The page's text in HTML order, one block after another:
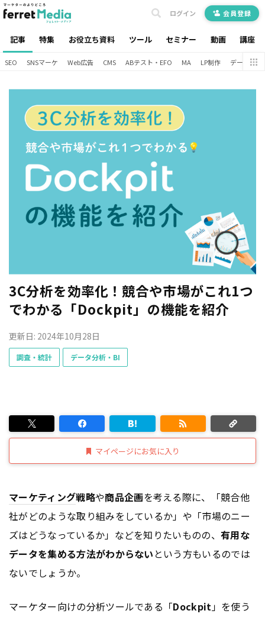
記事 特集 お役立ち資料 ツール セミナー 動画 講座
ログイン 会員登録
SEO SNSマーケ Web広告 CMS ABテスト・EFO MA LP制作 データ分析
3C分析を効率化！競合や市場がこれ1つ
でわかる「Dockpit」の機能を紹介
更新日: 2024年10月28日
調査・統計 データ分析・BI
マイページにお気に入り
マーケティング戦略や商品企画を考える際に、「競合他
社がどのような取り組みをしているか」や「市場のニー
ズはどうなっているか」などを知りたいものの、有用な
データを集める方法がわからない という方もいるのでは
ないでしょうか。
マーケター向けの分析ツールである「Dockpit」を使う